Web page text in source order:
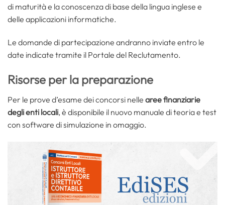
di maturità e la conoscenza di base della lingua inglese e
delle applicazioni informatiche.
Le domande di partecipazione andranno inviate entro le
date indicate tramite il Portale del Reclutamento.
Risorse per la preparazione
Per le prove d’esame dei concorsi nelle aree finanziarie
degli enti locali, è disponibile il nuovo manuale di teoria e test
con software di simulazione in omaggio.